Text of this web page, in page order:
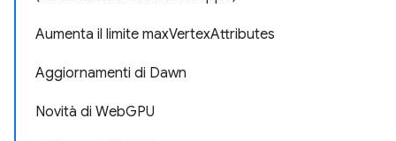
Aumenta il limite maxVertexAttributes
Aggiornamenti di Dawn
Novità di WebGPU